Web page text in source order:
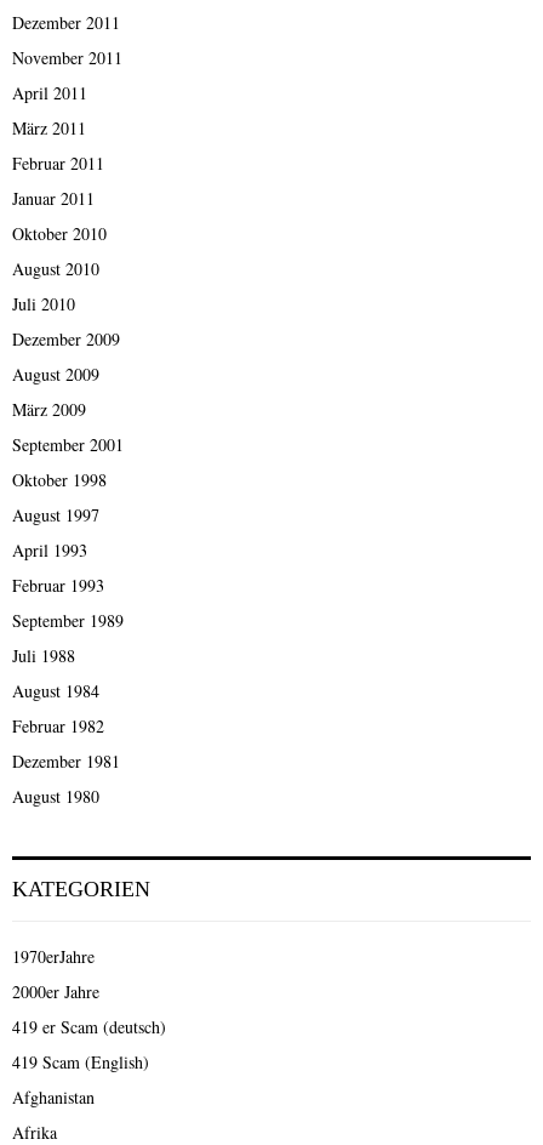
Dezember 2011
November 2011
April 2011
März 2011
Februar 2011
Januar 2011
Oktober 2010
August 2010
Juli 2010
Dezember 2009
August 2009
März 2009
September 2001
Oktober 1998
August 1997
April 1993
Februar 1993
September 1989
Juli 1988
August 1984
Februar 1982
Dezember 1981
August 1980
KATEGORIEN
1970erJahre
2000er Jahre
419 er Scam (deutsch)
419 Scam (English)
Afghanistan
Afrika